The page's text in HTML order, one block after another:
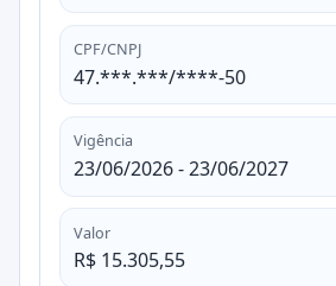
CPF/CNPJ
47.***.***/****-50
Vigência
23/06/2026 - 23/06/2027
Valor
R$ 15.305,55